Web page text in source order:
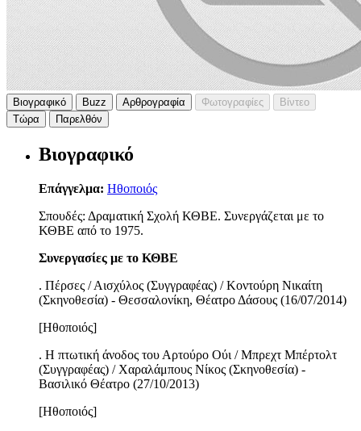
Βιογραφικό Buzz Αρθρογραφία Φωτογραφίες
Βίντεο
Τώρα
Παρελθόν
Βιογραφικό
Επάγγελμα: Ηθοποιός
Σπουδές: Δραματική Σχολή ΚΘΒΕ. Συνεργάζεται με το
ΚΘΒΕ από το 1975.
Συνεργασίες με το ΚΘΒΕ
. Πέρσες / Αισχύλος (Συγγραφέας) / Κοντούρη Νικαίτη
(Σκηνοθεσία) - Θεσσαλονίκη, Θέατρο Δάσους (16/07/2014)
[Ηθοποιός]
. Η πτωτική άνοδος του Αρτούρο Ούι / Μπρεχτ Μπέρτολτ
(Συγγραφέας) / Χαραλάμπους Νίκος (Σκηνοθεσία) -
Βασιλικό Θέατρο (27/10/2013)
[Ηθοποιός]